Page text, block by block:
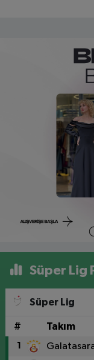
Süper Lig
Süper Lig
# Takım
1